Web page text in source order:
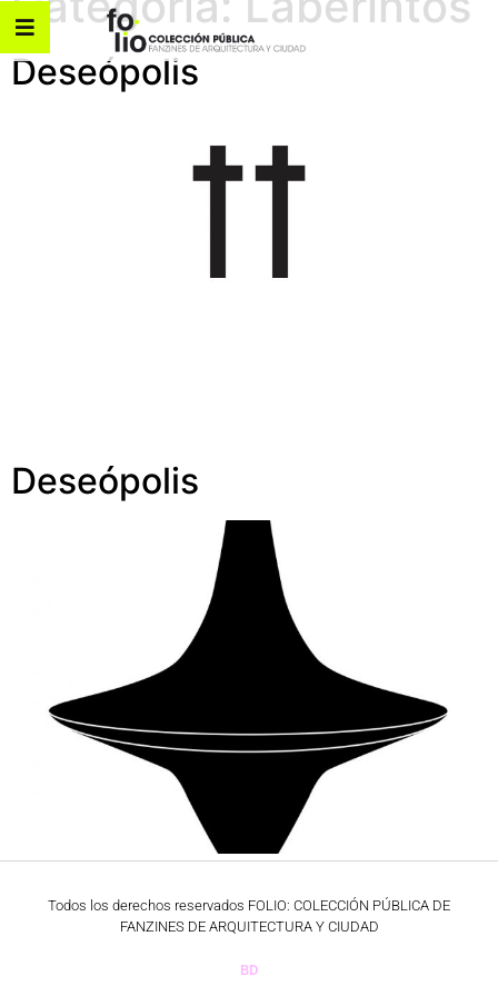
Deseópolis
Deseópolis
Todos los derechos reservados FOLIO: COLECCIÓN PÚBLICA DE
FANZINES DE ARQUITECTURA Y CIUDAD
BD